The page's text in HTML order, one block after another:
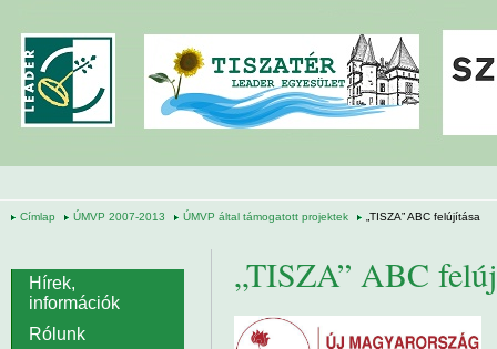
Címlap ÚMVP 2007-2013 ÚMVP által támogatott projektek „TISZA” ABC felújítása
„TISZA” ABC
Hírek,
információk
Rólunk